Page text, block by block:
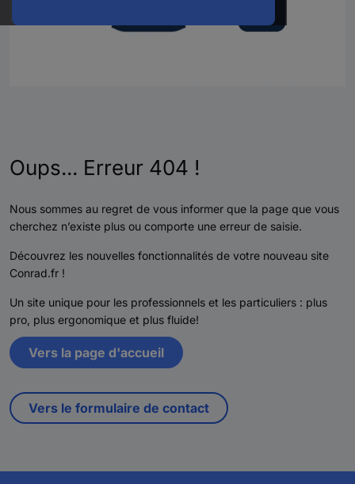
Oups... Erreur 404 !
Nous sommes au regret de vous informer que la page que vous
cherchez n’existe plus ou comporte une erreur de saisie.
Découvrez les nouvelles fonctionnalités de votre nouveau site
Conrad.fr !
Un site unique pour les professionnels et les particuliers : plus
pro, plus ergonomique et plus fluide!
Vers la page d'accueil
Vers le formulaire de contact